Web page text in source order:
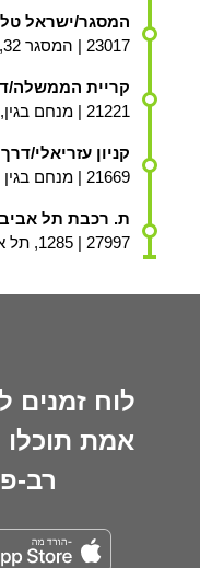
המסגר/ישראל
23017 | המסגר 32, תל אביב יפו
קריית הממשלה/
21221 | מנחם בגין, תל אביב יפו
קניון עזריאלי/
21669 | מנחם בגין 138, תל אביב יפו
ת. רכבת תל אביב
27997 | 1285, תל אביב יפו
אמת תוכלו
רב-